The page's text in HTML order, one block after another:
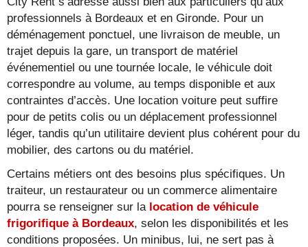
professionnels à Bordeaux et en Gironde. Pour un
déménagement ponctuel, une livraison de meuble, un
trajet depuis la gare, un transport de matériel
événementiel ou une tournée locale, le véhicule doit
correspondre au volume, au temps disponible et aux
contraintes d’accès. Une location voiture peut suffire
pour de petits colis ou un déplacement professionnel
léger, tandis qu’un utilitaire devient plus cohérent pour du
mobilier, des cartons ou du matériel.
Certains métiers ont des besoins plus spécifiques. Un
traiteur, un restaurateur ou un commerce alimentaire
pourra se renseigner sur la location de véhicule
frigorifique à Bordeaux, selon les disponibilités et les
conditions proposées. Un minibus, lui, ne sert pas à